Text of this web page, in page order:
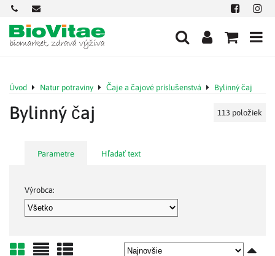
+421
901
712
584
office@biovitae.sk Facebook
Úvod Natur potraviny Čaje a čajové príslušenstvá Bylinný čaj
Bylinný čaj 113 položiek
Parametre Hľadať text
Výrobca: